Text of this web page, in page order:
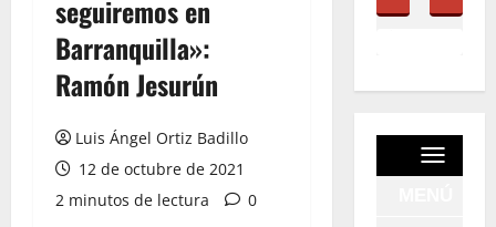
seguiremos en
Barranquilla»:
Ramón Jesurún
Luis Ángel Ortiz Badillo
12 de octubre de 2021
2 minutos de lectura
0